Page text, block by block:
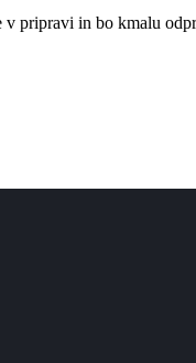
v pripravi in ​​bo kmalu